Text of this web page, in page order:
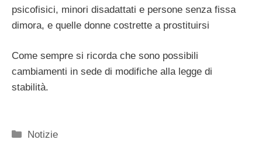
psicofisici, minori disadattati e persone senza fissa
dimora, e quelle donne costrette a prostituirsi
Come sempre si ricorda che sono possibili
cambiamenti in sede di modifiche alla legge di
stabilità.
Categorie
Notizie